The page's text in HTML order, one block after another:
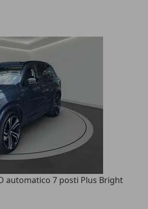
automatico 7 posti Plus Bright